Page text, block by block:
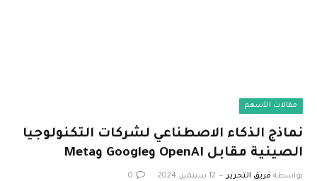
مقالات الأسهم
نماذج الذكاء الاصطناعي لشركات التكنولوجيا
الصينية مقابل OpenAI وGoogle وMeta
بواسطة فريق التحرير 12 سبتمبر، 2024 0